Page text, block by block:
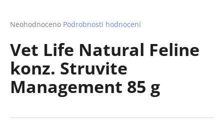
Průměrné
produktu
je
0,0
5
hvězdiček.
Neohodnoceno Podrobnosti hodnocení
Vet Life Natural Feline
konz. Struvite
Management 85 g
j
t
?
HLEDAT